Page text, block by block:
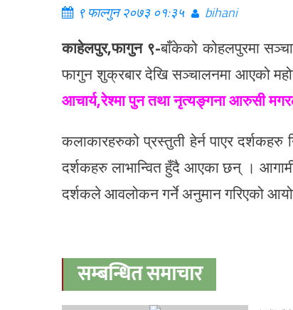
९ फाल्गुन २०७३ ०१:३५ bihani
काहेलपुर,फागुन ९-बाँकेको कोहलपुरमा
फागुन शुक्रबार देखि सञ्चालनमा आएको
आचार्य,रेश्मा पुन तथा नृत्यङ्गना आरुसी
कलाकारहरुको प्रस्तुती हेर्न पाएर
दर्शकहरु लाभान्वित हुँदै आएका छन् ।
दर्शकले आवलोकन गर्ने अनुमान गरिएको
सम्बन्धित समाचार